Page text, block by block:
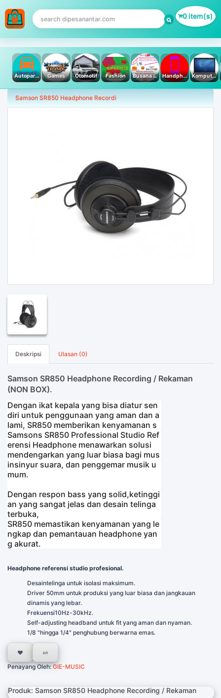
0 item(s)
Autoparts Games Otomotif Fashion Busana Muslim Handphone & Tablet Komputer PC & Laptop
Samson SR850 Headphone Recordi
Deskripsi Ulasan (0)
Samson SR850 Headphone Recording / Rekaman
(NON BOX).
Dengan ikat kepala yang bisa diatur sen
diri untuk penggunaan yang aman dan a
lami, SR850 memberikan kenyamanan s
aatsesi studio.
Samsons SR850 Professional Studio Ref
erensi Headphone menawarkan solusi
mendengarkan yang luar biasa bagi mus
isi,
insinyur suara, dan penggemar musik u
mum.
Dengan respon bass yang solid,ketinggi
an yang sangat jelas dan desain telinga
terbuka,
SR850 memastikan kenyamanan yang le
ngkap dan pemantauan headphone yan
g akurat.
Headphone referensi studio profesional.
Desaintelinga untuk isolasi maksimum.
Driver 50mm untuk produksi yang luar biasa dan jangkauan
dinamis yang lebar.
Frekuensi10Hz-30kHz.
Self-adjusting headband untuk fit yang aman dan nyaman.
1/8 "hingga 1/4" penghubung berwarna emas.
Penayang Oleh:GIE-MUSIC
Produk: Samson SR850 Headphone Recording / Rekaman